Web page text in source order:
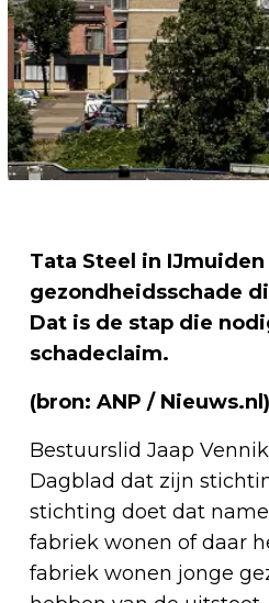
Tata Steel in
gezondheidsschade
Dat is de stap die
schadeclaim.
(bron: ANP / Nieuws.nl)
Bestuurslid Jaap
Dagblad dat zijn
stichting doet dat
fabriek wonen of daar
fabriek wonen jonge